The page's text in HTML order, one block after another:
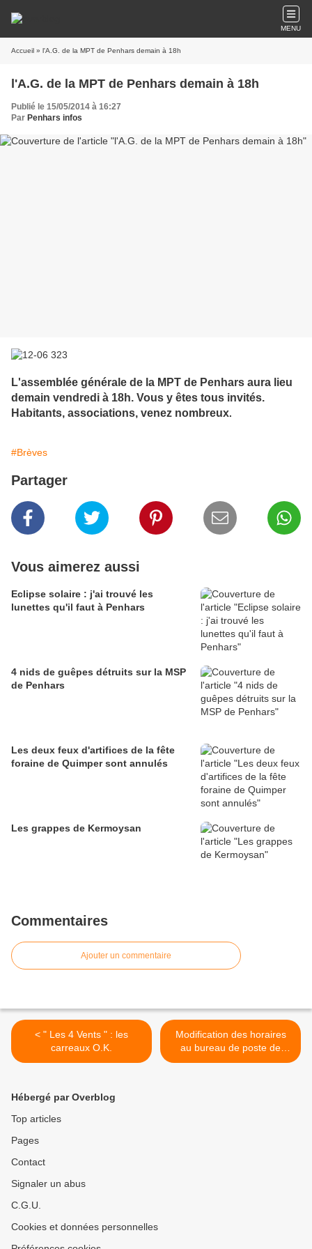
MENU
Accueil » l'A.G. de la MPT de Penhars demain à 18h
l'A.G. de la MPT de Penhars demain à 18h
Publié le 15/05/2014 à 16:27
Par Penhars infos
L'assemblée générale de la MPT de Penhars aura lieu
demain vendredi à 18h. Vous y êtes tous invités.
Habitants, associations, venez nombreux.
#Brèves
Partager
Vous aimerez aussi
Eclipse solaire : j'ai trouvé les
lunettes qu'il faut à Penhars
4 nids de guêpes détruits sur la MSP
de Penhars
Les deux feux d'artifices de la fête
foraine de Quimper sont annulés
Les grappes de Kermoysan
Commentaires
Ajouter un commentaire
< " Les 4 Vents " : les
carreaux O.K.
Modification des horaires
au bureau de poste de
Kermoysan >
Hébergé par Overblog
Top articles
Pages
Contact
Signaler un abus
C.G.U.
Cookies et données personnelles